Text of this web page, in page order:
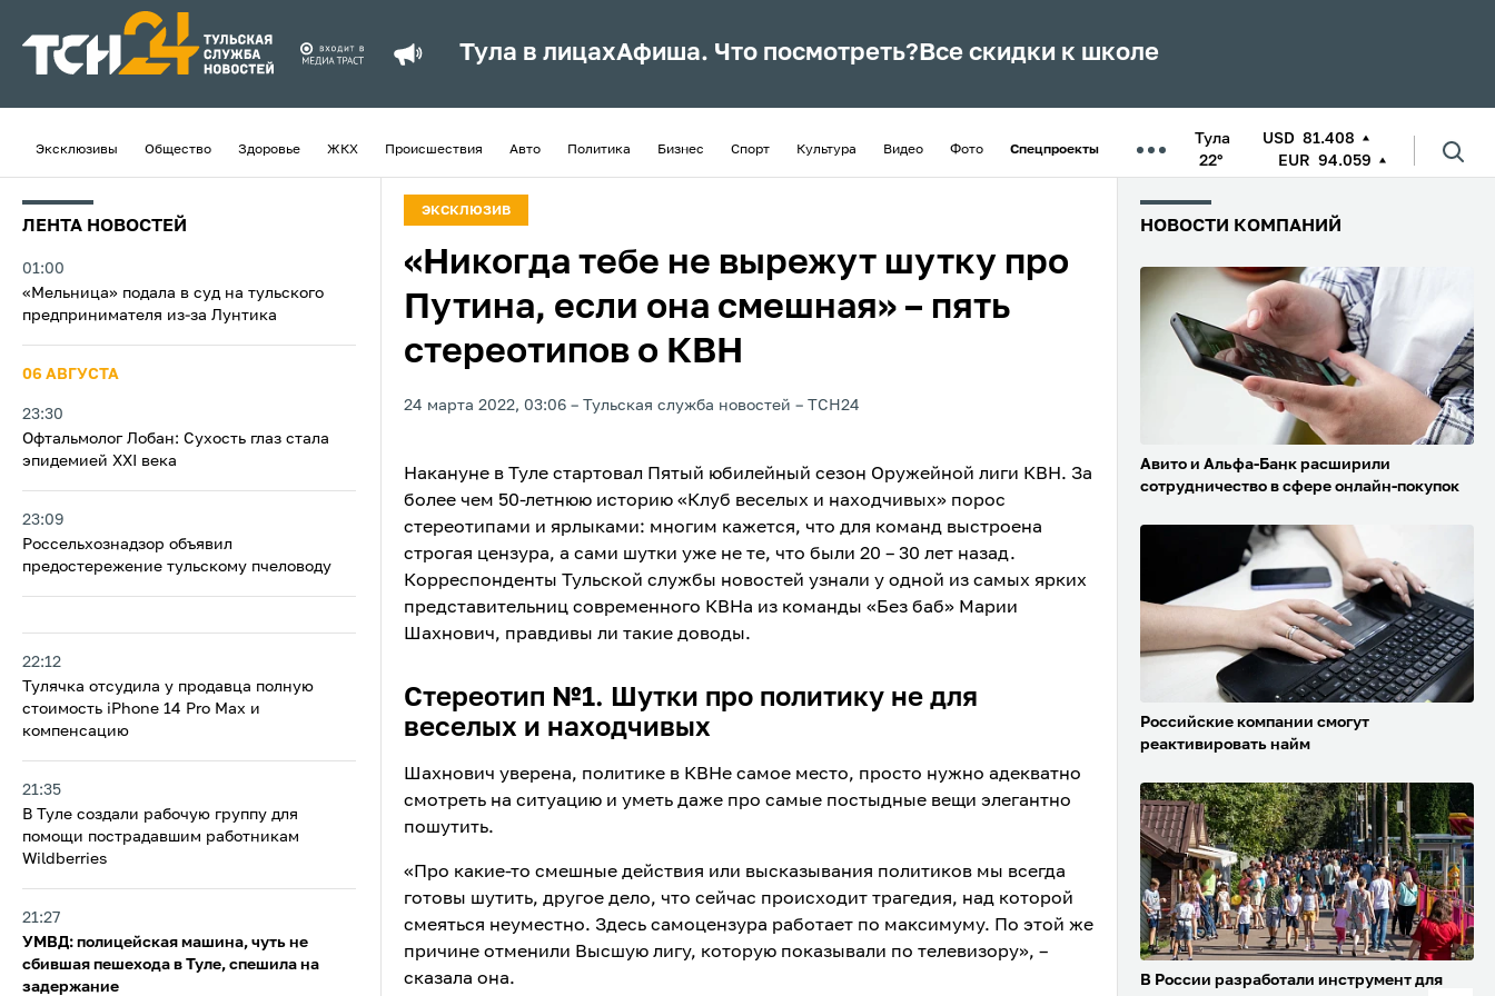
Тула в лицахАфиша. Что посмотреть? Все скидки к школе
Эксклюзивы Общество Здоровье ЖКХ Происшествия Авто Политика Бизнес Спорт Культура Видео Фото Спецпроекты
Тула
22°
USD 81.408
EUR 94.059
ЛЕНТА НОВОСТЕЙ
01:00
«Мельница» подала в суд на тульского
предпринимателя из‑за Лунтика
06 АВГУСТА
23:30
Офтальмолог Лобан: Сухость глаз стала
эпидемией XXI века
23:09
Россельхознадзор объявил
предостережение тульскому пчеловоду
22:12
Тулячка отсудила у продавца полную
стоимость iPhone 14 Pro Max и
компенсацию
21:35
В Туле создали рабочую группу для
помощи пострадавшим работникам
Wildberries
21:27
УМВД: полицейская машина, чуть не
сбившая пешехода в Туле, спешила на
задержание
ЭКСКЛЮЗИВ
«Никогда тебе не вырежут шутку про
Путина, если она смешная» – пять
стереотипов о КВН
24 марта 2022, 03:06 Тульская служба новостей ТСН24
Накануне в Туле стартовал Пятый юбилейный сезон Оружейной лиги КВН. За
более чем 50-летнюю историю «Клуб веселых и находчивых» порос
стереотипами и ярлыками: многим кажется, что для команд выстроена
строгая цензура, а сами шутки уже не те, что были 20 – 30 лет назад.
Корреспонденты Тульской службы новостей узнали у одной из самых ярких
представительниц современного КВНа из команды «Без баб» Марии
Шахнович, правдивы ли такие доводы.
Стереотип №1. Шутки про политику не для
веселых и находчивых
Шахнович уверена, политике в КВНе самое место, просто нужно адекватно
смотреть на ситуацию и уметь даже про самые постыдные вещи элегантно
пошутить.
«Про какие-то смешные действия или высказывания политиков мы всегда
готовы шутить, другое дело, что сейчас происходит трагедия, над которой
смеяться неуместно. Здесь самоцензура работает по максимуму. По этой же
причине отменили Высшую лигу, которую показывали по телевизору», –
сказала она.
НОВОСТИ КОМПАНИЙ
Авито и Альфа-Банк расширили
сотрудничество в сфере онлайн-покупок
Российские компании смогут
реактивировать найм
В России разработали инструмент для